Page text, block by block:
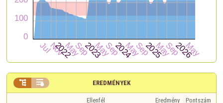
EREDMÉNYEK
 
Ellenfél Eredmény
Pontszám